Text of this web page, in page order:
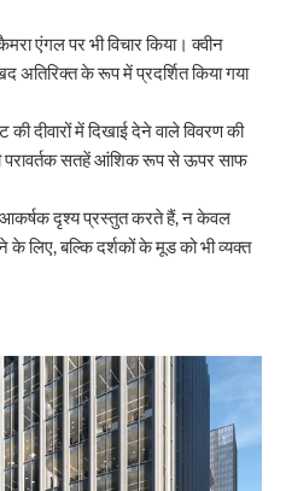
एंगल पर भी विचार किया। क्वीन
अतिरिक्त के रूप में प्रदर्शित किया गया
दीवारों में दिखाई देने वाले विवरण की
परावर्तक सतहें आंशिक रूप से ऊपर साफ
दृश्य प्रस्तुत करते हैं, न केवल
के लिए, बल्कि दर्शकों के मूड को भी व्यक्त